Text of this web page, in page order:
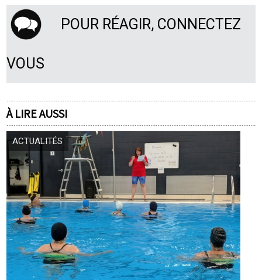
POUR RÉAGIR, CONNECTEZ
VOUS
À LIRE AUSSI
ACTUALITÉS